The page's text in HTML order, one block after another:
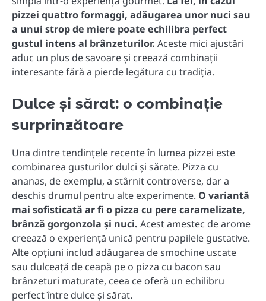
pizzei quattro formaggi, adăugarea unor nuci sau
a unui strop de miere poate echilibra perfect
gustul intens al brânzeturilor. Aceste mici ajustări
aduc un plus de savoare și creează combinații
interesante fără a pierde legătura cu tradiția.
Dulce și sărat: o combinație
surprinzătoare
Una dintre tendințele recente în lumea pizzei este
combinarea gusturilor dulci și sărate. Pizza cu
ananas, de exemplu, a stârnit controverse, dar a
deschis drumul pentru alte experimente. O variantă
mai sofisticată ar fi o pizza cu pere caramelizate,
brânză gorgonzola și nuci. Acest amestec de arome
creează o experiență unică pentru papilele gustative.
Alte opțiuni includ adăugarea de smochine uscate
sau dulceață de ceapă pe o pizza cu bacon sau
brânzeturi maturate, ceea ce oferă un echilibru
perfect între dulce și sărat.